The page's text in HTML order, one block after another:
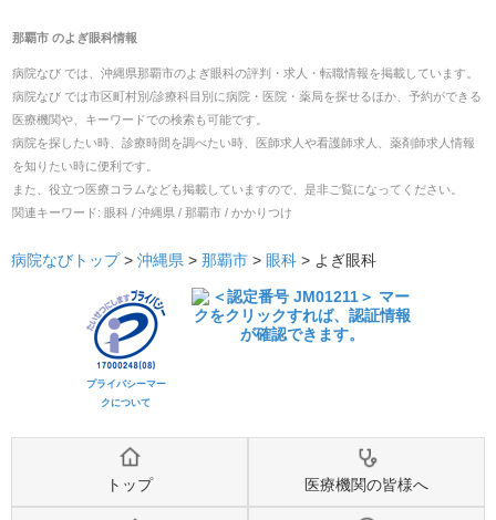
那覇市のよぎ眼科情報
病院なび では、 沖縄県那覇市のよぎ眼科の評判・求人・転職情報を掲載しています。
病院なび では市区町村別/診療科目別に病院・医院・薬局を探せるほか、予約ができる
医療機関や、キーワードでの検索も可能です。
病院を探したい時、診療時間を調べたい時、医師求人や看護師求人、薬剤師求人情報
を知りたい時に便利です。
また、役立つ医療コラムなども掲載していますので、是非ご覧になってください。
関連キーワード: 眼科 / 沖縄県 / 那覇市 / かかりつけ
病院なびトップ > 沖縄県 > 那覇市 > 眼科 > よぎ眼科
プライバシーマー
クについて
トップ 医療機関の皆様へ